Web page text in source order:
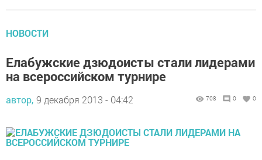
НОВОСТИ
Елабужские дзюдоисты стали лидерами
на всероссийском турнире
автор, 9 декабря 2013 - 04:42 708 0 0